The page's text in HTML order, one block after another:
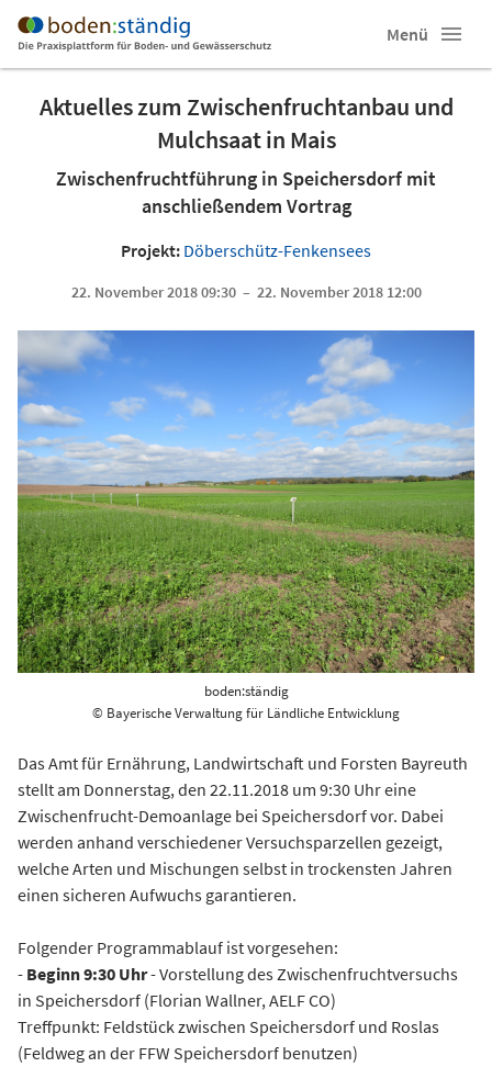
Menü
Aktuelles zum Zwischenfruchtanbau und
Mulchsaat in Mais
Zwischenfruchtführung in Speichersdorf mit
anschließendem Vortrag
Projekt: Döberschütz-Fenkensees
22. November 2018 09:30 – 22. November 2018 12:00
boden:ständig
© Bayerische Verwaltung für Ländliche Entwicklung
Das Amt für Ernährung, Landwirtschaft und Forsten Bayreuth
stellt am Donnerstag, den 22.11.2018 um 9:30 Uhr eine
Zwischenfrucht-Demoanlage bei Speichersdorf vor. Dabei
werden anhand verschiedener Versuchsparzellen gezeigt,
welche Arten und Mischungen selbst in trockensten Jahren
einen sicheren Aufwuchs garantieren.
Folgender Programmablauf ist vorgesehen:
- Beginn 9:30 Uhr- Vorstellung des Zwischenfruchtversuchs
in Speichersdorf (Florian Wallner, AELF CO)
Treffpunkt: Feldstück zwischen Speichersdorf und Roslas
(Feldweg an der FFW Speichersdorf benutzen)